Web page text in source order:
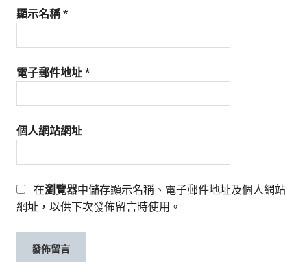
顯示名稱*
電子郵件地址 *
個人網站網址
在瀏覽器中儲存顯示名稱、電子郵件地址及個人網站
網址，以供下次發佈留言時使用。